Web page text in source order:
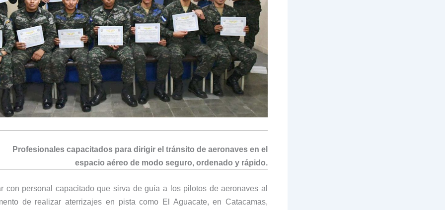
Profesionales capacitados para dirigir el tránsito de aeronaves en el
espacio aéreo de modo seguro, ordenado y rápido.
con personal capacitado que sirva de guía a los pilotos de aeronaves al
de realizar aterrizajes en pista como El Aguacate, en Catacamas,